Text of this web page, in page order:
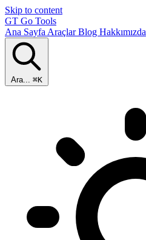
Skip to content
GT Go Tools
Ana Sayfa AraçlarBlog Hakkımızda
Ara... ⌘K